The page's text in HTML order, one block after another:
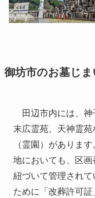
御坊市のお墓じま
田辺市内には、神
末広霊苑、天神霊
（霊園）がありま
地においても、区
紐づいて管理され
ために「改葬許可